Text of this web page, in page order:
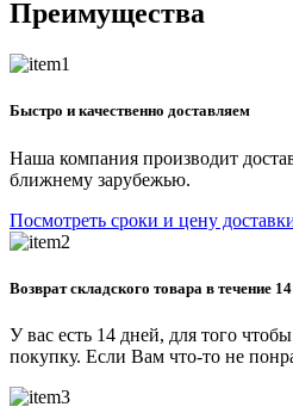
Преимущества
Быстро и качественно доставляем
Наша компания производит
ближнему зарубежью.
Посмотреть сроки и цену
Возврат складского товара в течение
У вас есть 14 дней, для того
покупку. Если Вам что-то не